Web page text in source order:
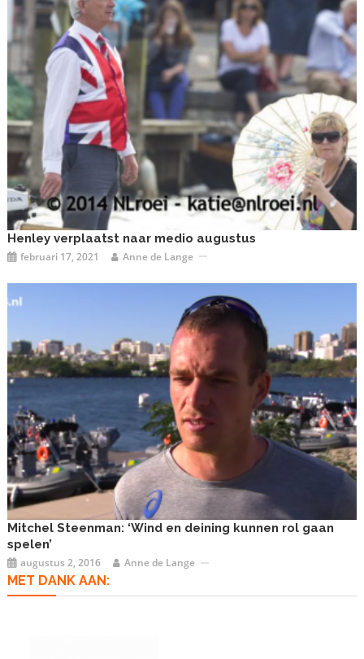
Henley verplaatst naar medio augustus
februari 17, 2021 Anne de Lange
Mitchel Steenman: ‘Wind en deining kunnen rol gaan
spelen’
augustus 2, 2016 Anne de Lange
MET DANK AAN: